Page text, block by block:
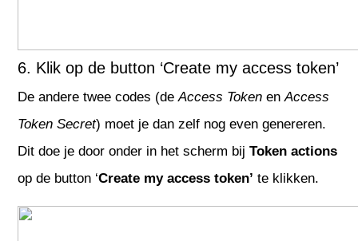
6. Klik op de button ‘Create my access token’
De andere twee codes (deAccess Token enAccess
Token Secret) moet je dan zelf nog even genereren.
Dit doe je door onder in het scherm bijToken actions
op de button ‘Create my access token’ te klikken.